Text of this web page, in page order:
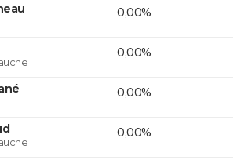
0,00%
0,00%
0,00%
0,00%